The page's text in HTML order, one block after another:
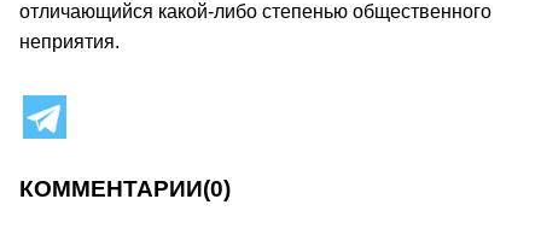
отличающийся какой-либо степенью общественного
неприятия.
КОММЕНТАРИИ(0)